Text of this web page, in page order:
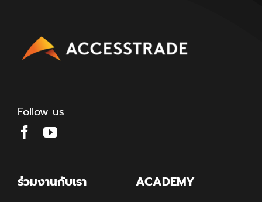
Follow us
ร่วมงานกับเรา ACADEMY